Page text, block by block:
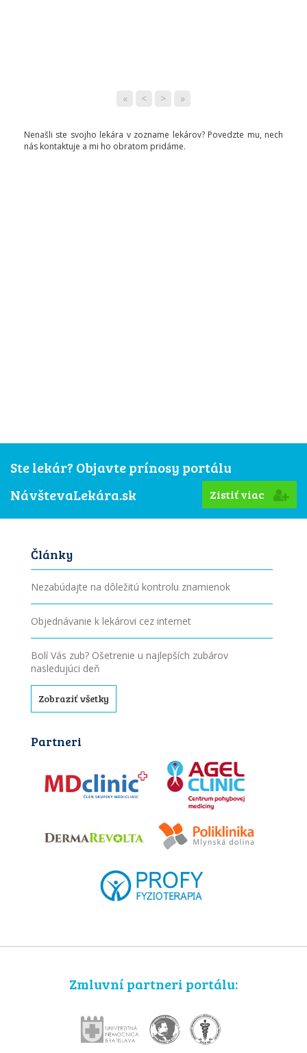
« < > »
Nenašli ste svojho lekára v zozname lekárov? Povedzte mu, nech
nás kontaktuje a mi ho obratom pridáme.
Ste lekár? Objavte prínosy portálu
NávštevaLekára.sk
Zistiť viac
Články
Nezabúdajte na dôležitú kontrolu znamienok
Objednávanie k lekárovi cez internet
Bolí Vás zub? Ošetrenie u najlepších zubárov
nasledujúci deň
Zobraziť všetky
Partneri
Zmluvní partneri portálu: